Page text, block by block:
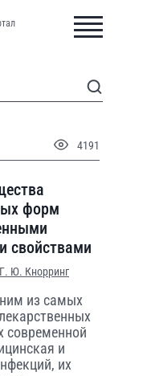
4191
форм
свойствами
Г. Ю. Кнорринг
из самых
современной
и
их